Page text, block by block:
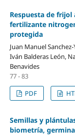
Respuesta de frijol
fertilizante
protegida
Juan Manuel
Iván Balderas León,
Benavides
77 - 83
PDF
Semillas y
biometría,